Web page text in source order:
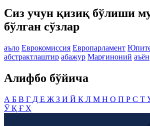
Сиз учун қизиқ бўлиши
бўлган сўзлар
аъло Еврокомиссия Европарламент
абстрактлаштир абажур Марғиноний аъён
Алифбо бўйича
А Б В Г Д Е Ж З И Й К Л М Н О П Р С Т
ЎҚ Ғ Ҳ